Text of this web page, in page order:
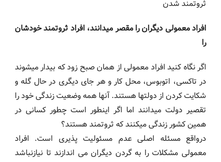
ثروتمند شدن
افراد معمولی دیگران را مقصر میدانند، افراد ثروتمند خودشان
را
اگر نگاه کنید افراد معمولی از همان صبح زود که بیدار میشوند
در تاکسی، اتوبوس، محل کار و هر جای دیگری در حال گله و
شکایت کردن از دولتها هستند. آنها همه وضعیت زندگی خود را
تقصیر دولت میدانند اما اگر اینطور است چطور کسانی در
همین کشور زندگی میکنند که ثروتمند هستند؟
درواقع مسئله اصلی عدم مسئولیت پذیری است. افراد
معمولی مشکلات را به گردن دیگران می اندازند تا نیازنباشد